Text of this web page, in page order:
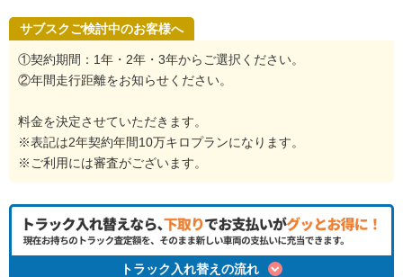
サブスクご検討中のお客様へ
①契約期間：1年・2年・3年からご選択ください。
②年間走行距離をお知らせください。
料金を決定させていただきます。
※表記は2年契約年間10万キロプランになります。
※ご利用には審査がございます。
トラック入れ替えの流れ